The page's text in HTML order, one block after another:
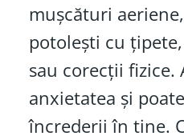
mușcături
potolești cu
sau corecții fizice.
anxietatea și
încrederii în tine.